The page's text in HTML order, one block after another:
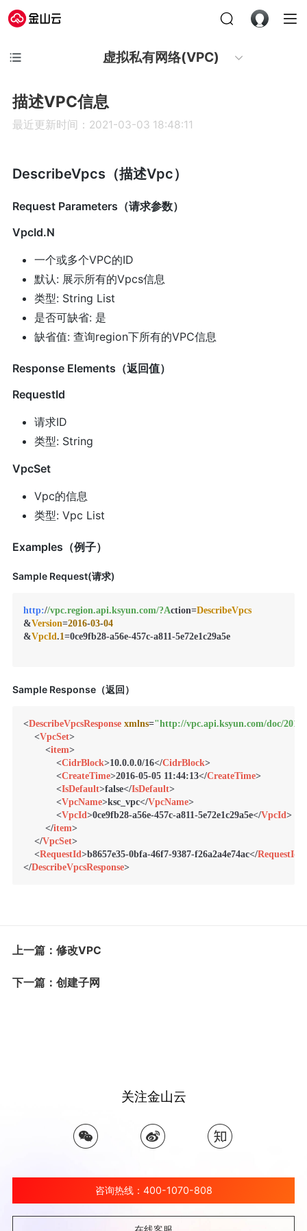
虚拟私有网络(VPC)
描述VPC信息
最近更新时间：2021-03-03 18:48:11
DescribeVpcs（描述Vpc）
Request Parameters（请求参数）
VpcId.N
一个或多个VPC的ID
默认: 展示所有的Vpcs信息
类型: String List
是否可缺省: 是
缺省值: 查询region下所有的VPC信息
Response Elements（返回值）
RequestId
请求ID
类型: String
VpcSet
Vpc的信息
类型: Vpc List
Examples（例子）
Sample Request(请求)
http://vpc.region.api.ksyun.com/?Action=DescribeVpcs
&Version=2016-03-04
&VpcId.1=0ce9fb28-a56e-457c-a811-5e72e1c29a5e
Sample Response（返回）
<DescribeVpcsResponse xmlns="http://vpc.api.ksyun.com/doc/
<VpcSet>
<item>
<CidrBlock>10.0.0.0/16</CidrBlock>
<CreateTime>2016-05-05 11:44:13</CreateTime>
<IsDefault>false</IsDefault>
<VpcName>ksc_vpc</VpcName>
<VpcId>0ce9fb28-a56e-457c-a811-5e72e1c29a5e</VpcId>
</item>
</VpcSet>
<RequestId>b8657e35-0bfa-46f7-9387-f26a2a4e74ac</RequestId
</DescribeVpcsResponse>
上一篇：修改VPC
下一篇：创建子网
关注金山云
咨询热线：400-1070-808